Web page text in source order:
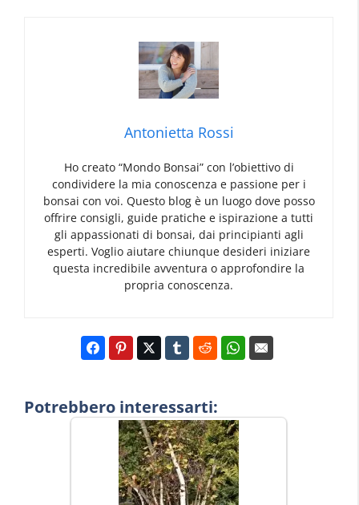
Antonietta Rossi
Ho creato “Mondo Bonsai” con l’obiettivo di
condividere la mia conoscenza e passione per i
bonsai con voi. Questo blog è un luogo dove posso
offrire consigli, guide pratiche e ispirazione a tutti
gli appassionati di bonsai, dai principianti agli
esperti. Voglio aiutare chiunque desideri iniziare
questa incredibile avventura o approfondire la
propria conoscenza.
Potrebbero interessarti: